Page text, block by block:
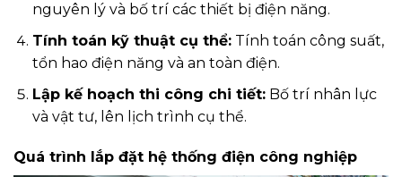
nguyên lý và bố trí các thiết bị điện năng.
Tính toán kỹ thuật cụ thể:Tính toán công suất,
tổn hao điện năng và an toàn điện.
Lập kế hoạch thi công chi tiết:Bố trí nhân lực
và vật tư, lên lịch trình cụ thể.
Quá trình lắp đặt hệ thống điện công nghiệp